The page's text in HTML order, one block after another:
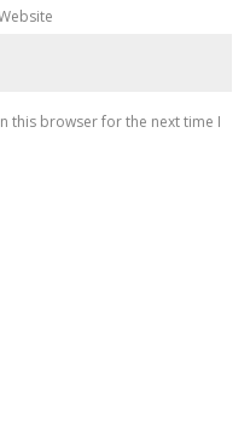
this browser for the next time I